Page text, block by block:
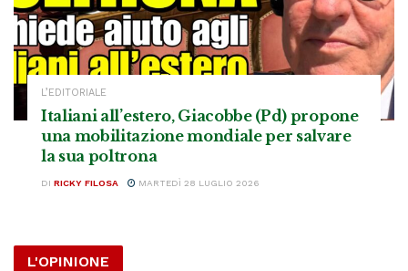
L’EDITORIALE
Italiani all’estero, Giacobbe (Pd) propone
una mobilitazione mondiale per salvare
la sua poltrona
DI RICKY FILOSA MARTEDÌ 28 LUGLIO 2026
L'OPINIONE